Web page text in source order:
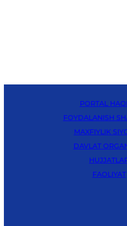
PORTAL
FOYDALANISH
MAXFIYLIK
DAVLAT
FAOLIYAT